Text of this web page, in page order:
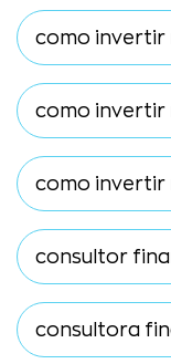
como invertir
como invertir
como invertir
consultor
consultora